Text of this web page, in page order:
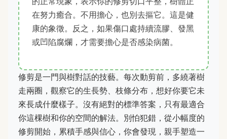
在努力癒合。不用擔心，也別去摳它。這是健
康的象徵。反之，如果傷口處持續流膠、發黑
或凹陷腐爛，才需要擔心是否感染病菌。
修剪是一門與樹對話的技藝。每次動剪前，多繞著樹
走兩圈，觀察它的生長勢、枝條分布，想好你要它未
來長成什麼樣子。沒有絕對的標準答案，只有最適合
你這棵樹和你的空間的解法。別怕犯錯，從小幅度的
修剪開始，累積手感與信心，你會發現，親手塑造一